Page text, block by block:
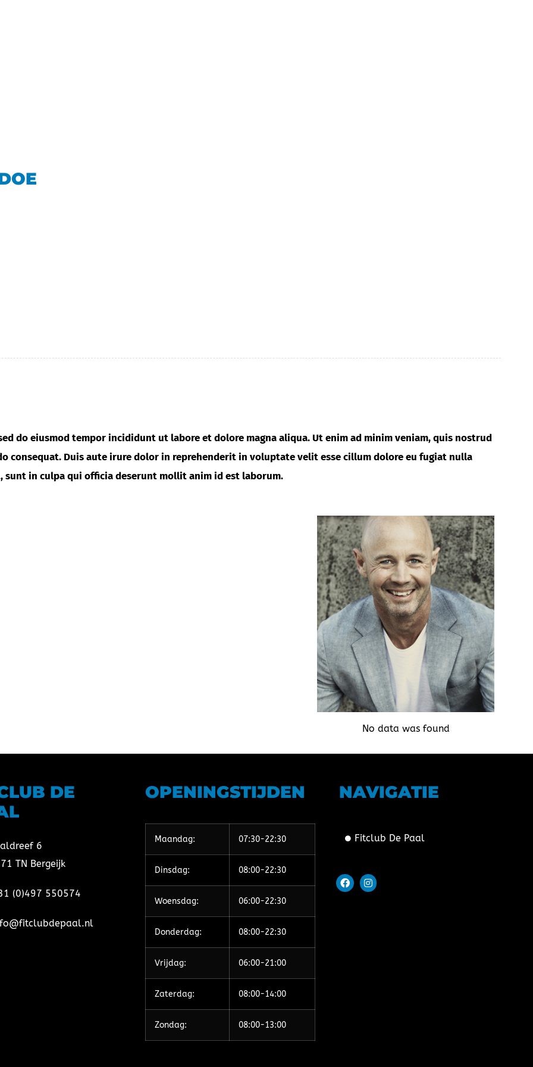
do eiusmod tempor incididunt ut labore et dolore magna aliqua. Ut enim ad minim veniam, quis nostrud
consequat. Duis aute irure dolor in reprehenderit in voluptate velit esse cillum dolore eu fugiat nulla
in culpa qui officia deserunt mollit anim id est laborum.
No data was found
DE
6
TN Bergeijk
(0)497 550574
OPENINGSTIJDEN
Maandag: 07:30-22:30
Dinsdag: 08:00-22:30
Woensdag: 06:00-22:30
Donderdag: 08:00-22:30
Vrijdag: 06:00-21:00
Zaterdag: 08:00-14:00
Zondag: 08:00-13:00
NAVIGATIE
Fitclub De Paal